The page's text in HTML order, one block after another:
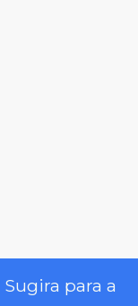
Sugira para a